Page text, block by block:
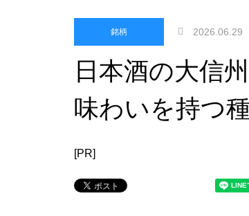
銘柄 2026.06.29
日本酒の大信
味わいを持つ
[PR]